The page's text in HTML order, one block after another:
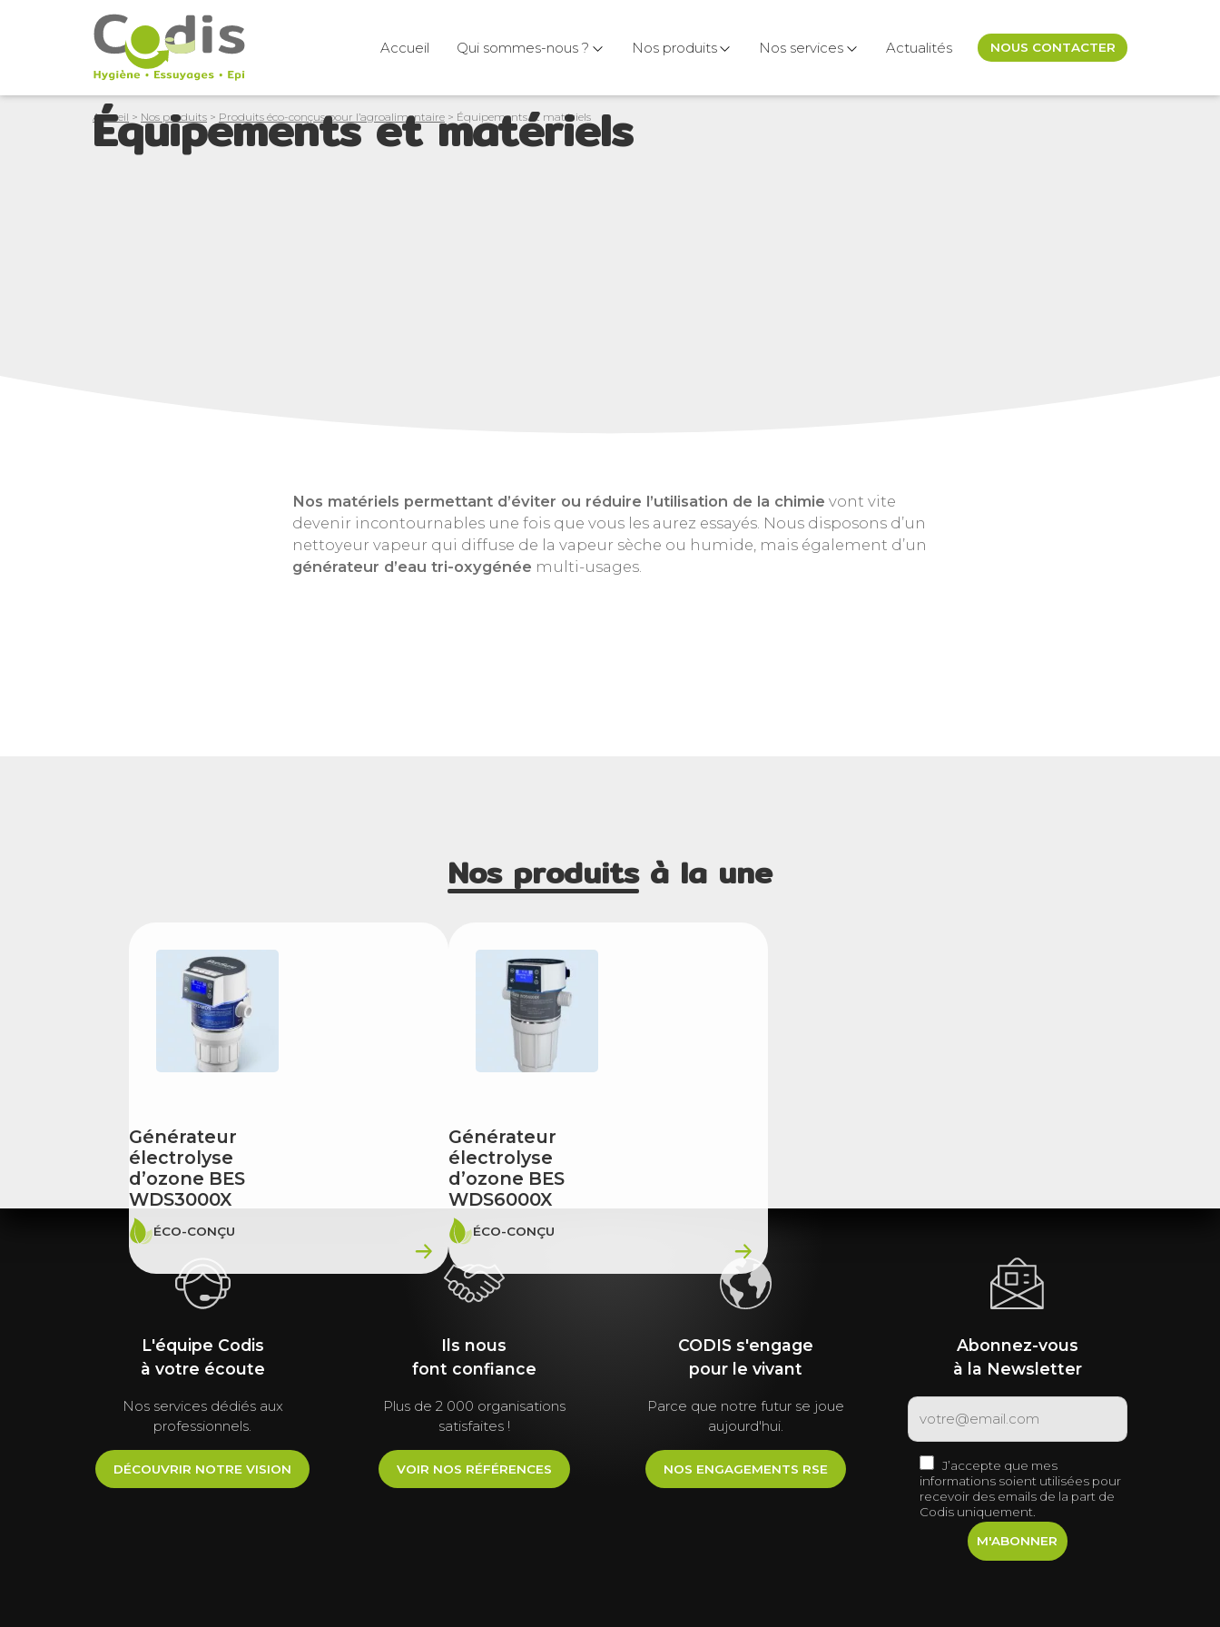
Accueil Qui sommes-nous ? Nos produits Nos services Actualités NOUS CONTACTER
Accueil > Nos produits > Produits éco-conçus pour l’agroalimentaire > Équipements et matériels
Équipements et matériels
Nos matériels permettant d’éviter ou réduire l’utilisation de la chimie vont vite
devenir incontournables une fois que vous les aurez essayés. Nous disposons d’un
nettoyeur vapeur qui diffuse de la vapeur sèche ou humide, mais également d’un
générateur d’eau tri-oxygénée multi-usages.
Nos produitsà la une
Générateur
électrolyse
d’ozone BES
WDS3000X
ÉCO-CONÇU
Générateur
électrolyse
d’ozone BES
WDS6000X
ÉCO-CONÇU
L'équipe Codis
à votre écoute
Nos services dédiés aux
professionnels.
DÉCOUVRIR NOTRE VISION
Ils nous
font confiance
Plus de 2 000 organisations
satisfaites !
VOIR NOS RÉFÉRENCES
CODIS s'engage
pour le vivant
Parce que notre futur se joue
aujourd'hui.
NOS ENGAGEMENTS RSE
Abonnez-vous
à la Newsletter
J’accepte que mes
informations soient utilisées pour
recevoir des emails de la part de
Codis uniquement.